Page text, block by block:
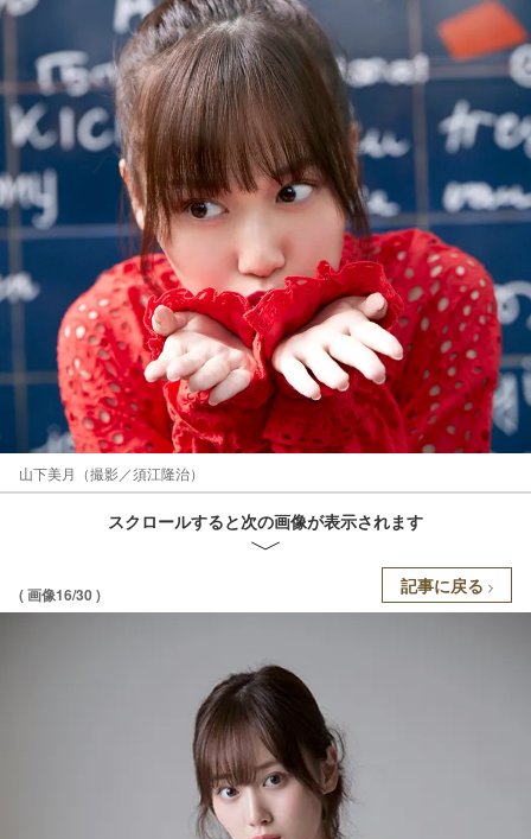
山下美月（撮影／須江隆治）
スクロールすると次の画像が表示されます
( 画像16/30 ) 記事に戻る